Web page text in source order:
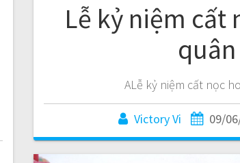
Lễ kỷ niệm cất
quân
ALễ kỷ niệm cất nọc
Victory Vi 09/